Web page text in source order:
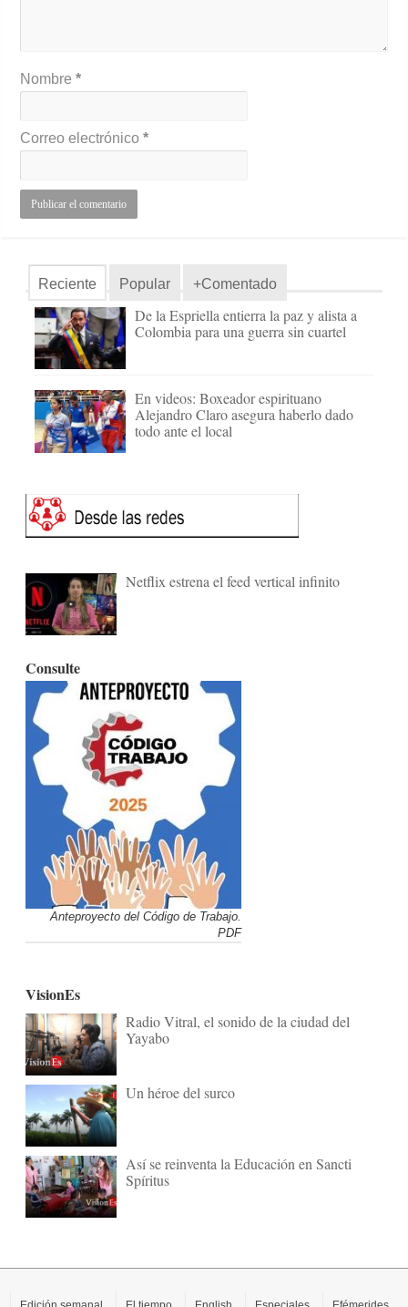
Nombre*
Correo electrónico*
Reciente Popular +Comentado
De la Espriella entierra la paz y alista a
Colombia para una guerra sin cuartel
En videos: Boxeador espirituano
Alejandro Claro asegura haberlo dado
todo ante el local
Netflix estrena el feed vertical infinito
Consulte
Anteproyecto del Código de Trabajo.
PDF
VisionEs
Radio Vitral, el sonido de la ciudad del
Yayabo
Un héroe del surco
Así se reinventa la Educación en Sancti
Spíritus